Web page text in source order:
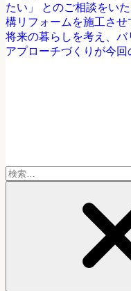
たい」 とのご相談をい
構リフォームを施工さ
将来の暮らしを考え、
アプローチづくりが今回